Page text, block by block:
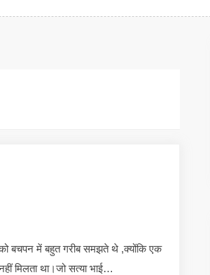
बचपन में बहुत गरीब समझते थे ,क्योंकि एक
मिलता था।जो सत्या भाई…